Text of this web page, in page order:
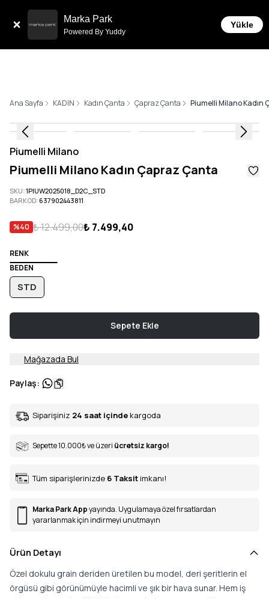
Marka Park
Powered By Yuddy
Yükle
Ana Sayfa KADIN Kadın Çanta Çapraz Çanta Piumelli Milano Kadın
Piumelli Milano
Piumelli Milano Kadın Çapraz Çanta
SKU:1PIUW2025018_D2C_STD
BARKOD:637902443811
%40 ₺ 12.499,00₺ 7.499,40
RENK
BEDEN
STD
Sepete Ekle
Mağazada Bul
Paylaş:
Siparişiniz 24 saat içinde kargoda
Sepette 10.000₺ve üzeri ücretsiz kargo!
Tüm siparişlerinizde 6 Taksit imkanı!
Marka Park Appyayında. Uygulamaya özel fırsatlardan
yararlanmak için indirmeyi unutmayın
Ürün Detayı
Özel dokulu grain deriden üretilen bu model, deri şeritlerin el
örgüsü gibi görünümüyle hacimli ve şık bir hava sunar. Hem iş